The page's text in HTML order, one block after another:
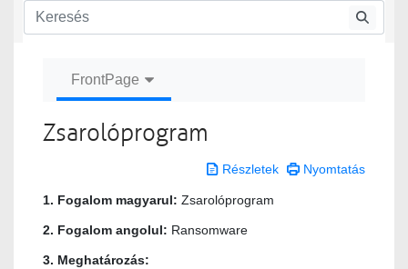
FrontPage
Zsarolóprogram
Részletek Nyomtatás
1. Fogalom magyarul: Zsarolóprogram
2. Fogalom angolul: Ransomware
3. Meghatározás: